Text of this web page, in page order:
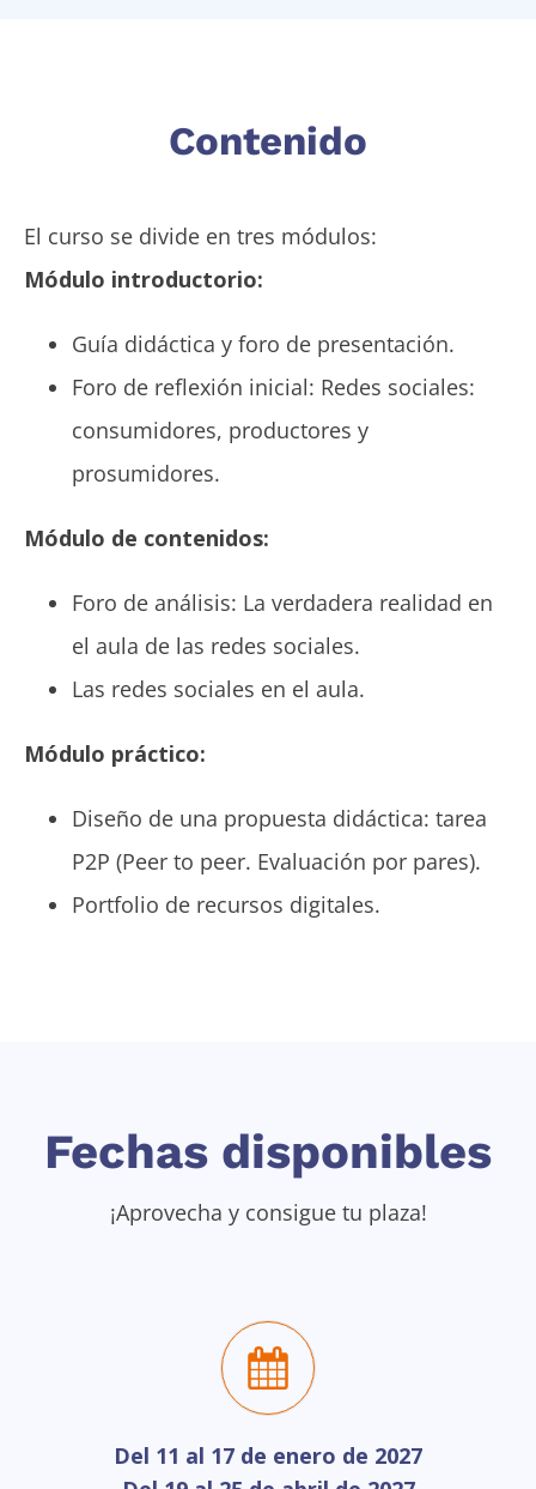
Contenido
El curso se divide en tres módulos:
Módulo introductorio:
Guía didáctica y foro de presentación.
Foro de reflexión inicial: Redes sociales:
consumidores, productores y
prosumidores.
Módulo de contenidos:
Foro de análisis: La verdadera realidad en
el aula de las redes sociales.
Las redes sociales en el aula.
Módulo práctico:
Diseño de una propuesta didáctica: tarea
P2P (Peer to peer. Evaluación por pares).
Portfolio de recursos digitales.
Fechas disponibles
¡Aprovecha y consigue tu plaza!
Del 11 al 17 de enero de 2027